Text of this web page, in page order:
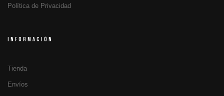
Política de Privacidad
INFORMACIÓN
Tienda
Envíos